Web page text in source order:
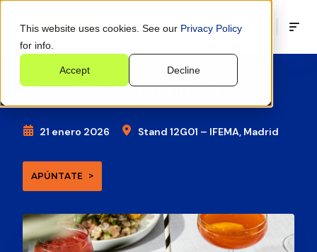
This website uses cookies. See our Privacy Policy
for info.
Accept Decline
Happy hour en FITUR
21 enero 2026 Stand 12G01 – IFEMA, Madrid
APÚNTATE